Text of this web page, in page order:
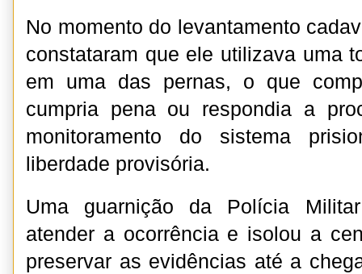
No momento do levantamento
constataram que ele utilizava uma
em uma das pernas, o que
cumpria pena ou respondia a
monitoramento do sistema
liberdade provisória.
Uma guarnição da Polícia
atender a ocorrência e isolou a
preservar as evidências até a